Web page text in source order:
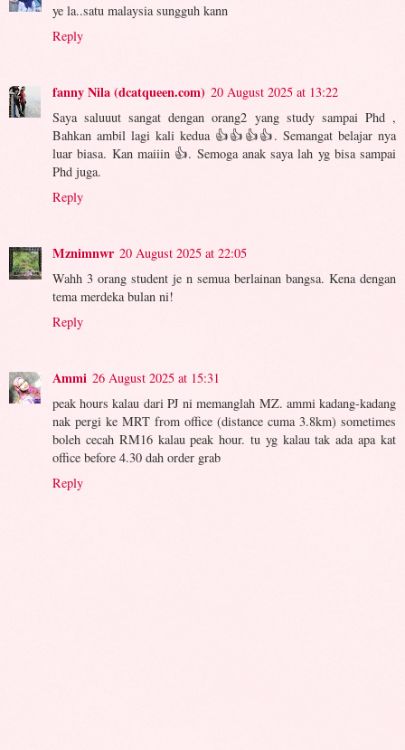
ye la..satu malaysia sungguh kann
Reply
fanny Nila (dcatqueen.com) 20 August 2025 at 13:22
Saya saluuut sangat dengan orang2 yang study sampai Phd ,
Bahkan ambil lagi kali kedua 👍👍👍👍. Semangat belajar nya
luar biasa. Kan maiiin 👍. Semoga anak saya lah yg bisa sampai
Phd juga.
Reply
Mznimnwr 20 August 2025 at 22:05
Wahh 3 orang student je n semua berlainan bangsa. Kena dengan
tema merdeka bulan ni!
Reply
Ammi 26 August 2025 at 15:31
peak hours kalau dari PJ ni memanglah MZ. ammi kadang-kadang
nak pergi ke MRT from office (distance cuma 3.8km) sometimes
boleh cecah RM16 kalau peak hour. tu yg kalau tak ada apa kat
office before 4.30 dah order grab
Reply